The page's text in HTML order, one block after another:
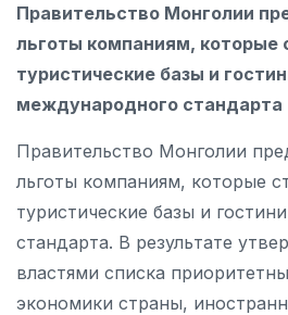
Правительство Монголии
льготы компаниям, которые
туристические базы и
международного стандарта
Правительство Монголии
льготы компаниям, которые
туристические базы и
стандарта. В результате
властями списка
экономики страны,